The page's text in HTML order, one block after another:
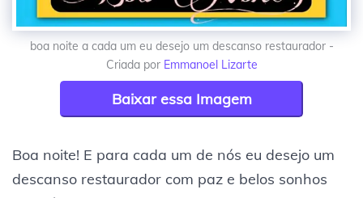
boa noite a cada um eu desejo um descanso restaurador -
Criada por Emmanoel Lizarte
Baixar essa Imagem
Boa noite! E para cada um de nós eu desejo um
descanso restaurador com paz e belos sonhos